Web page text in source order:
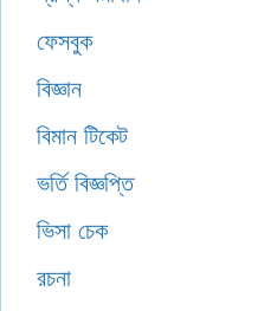
ফেসবুক
বিজ্ঞান
বিমান টিকেট
ভর্তি বিজ্ঞপ্তি
ভিসা চেক
রচনা